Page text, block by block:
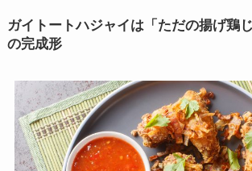
ガイトートハジャイは「ただの揚げ鶏
の完成形